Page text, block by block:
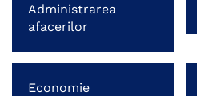
Administrarea
afacerilor
Economie